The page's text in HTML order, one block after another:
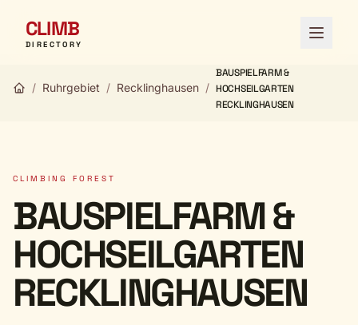
CLIMB
DIRECTORY Open
/ Ruhrgebiet / Recklinghausen /
BAUSPIELFARM &
HOCHSEILGARTEN
RECKLINGHAUSEN
CLIMBING FOREST
BAUSPIELFARM &
HOCHSEILGARTEN
RECKLINGHAUSEN